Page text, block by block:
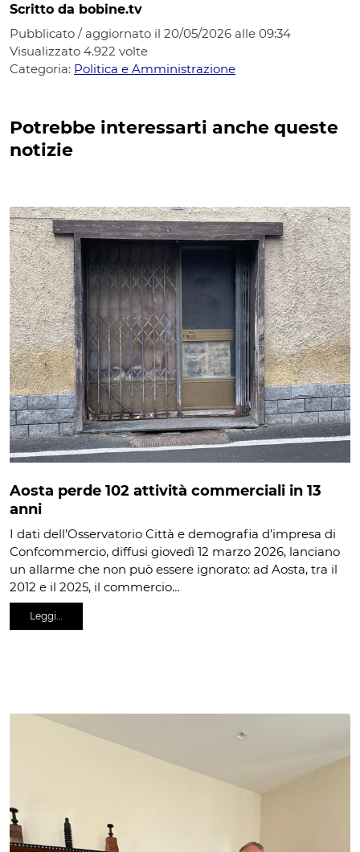
Scritto da bobine.tv
Pubblicato / aggiornato il 20/05/2026 alle 09:34
Visualizzato 4.922 volte
Categoria: Politica e Amministrazione
Potrebbe interessarti anche queste
notizie
Aosta perde 102 attività commerciali in 13
anni
I dati dell’Osservatorio Città e demografia d’impresa di
Confcommercio, diffusi giovedì 12 marzo 2026, lanciano
un allarme che non può essere ignorato: ad Aosta, tra il
2012 e il 2025, il commercio…
Leggi…